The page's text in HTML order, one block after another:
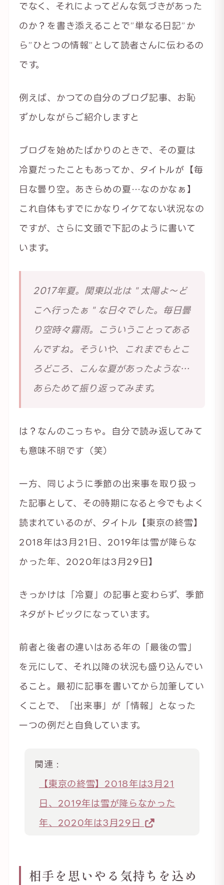
でなく、それによってどんな気づきがあった
のか？を書き添えることで”単なる日記”か
ら”ひとつの情報”として読者さんに伝わるの
です。
例えば、かつての自分のブログ記事、お恥
ずかしながらご紹介しますと
ブログを始めたばかりのときで、その夏は
冷夏だったこともあってか、タイトルが【毎
日な曇り空。あきらめの夏…なのかなぁ】
これ自体もすでにかなりイケてない状況なの
ですが、さらに文頭で下記のように書いて
います。
2017年夏。関東以北は＂太陽よ～ど
こへ行ったぁ＂な日々でした。毎日曇
り空時々霧雨。こういうことってある
んですね。そういや、これまでもとこ
ろどころ、こんな夏があったような…
あらためて振り返ってみます。
は？なんのこっちゃ。自分で読み返してみて
も意味不明です（笑）
一方、同じように季節の出来事を取り扱っ
た記事として、その時期になると今でもよく
読まれているのが、タイトル【東京の終雪】
2018年は3月21日、2019年は雪が降らな
かった年、2020年は3月29日】
きっかけは「冷夏」の記事と変わらず、季節
ネタがトピックになっています。
前者と後者の違いはある年の「最後の雪」
を元にして、それ以降の状況も盛り込んでい
ること。最初に記事を書いてから加筆してい
くことで、「出来事」が「情報」となった
一つの例だと自負しています。
関連 :
【東京の終雪】2018年は3月21
日、2019年は雪が降らなかった
年、2020年は3月29日
相手を思いやる気持ちを込め